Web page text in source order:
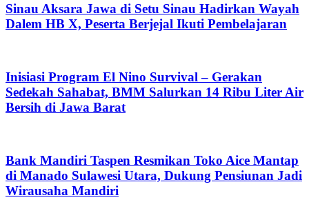
Sinau Aksara Jawa di Setu Sinau Hadirkan Wayah
Dalem HB X, Peserta Berjejal Ikuti Pembelajaran
Inisiasi Program El Nino Survival – Gerakan
Sedekah Sahabat, BMM Salurkan 14 Ribu Liter Air
Bersih di Jawa Barat
Bank Mandiri Taspen Resmikan Toko Aice Mantap
di Manado Sulawesi Utara, Dukung Pensiunan Jadi
Wirausaha Mandiri